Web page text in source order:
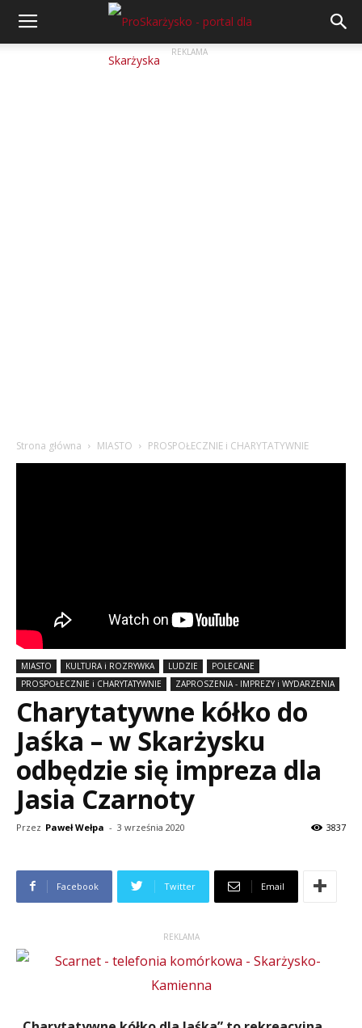
REKLAMA
Strona główna MIASTO PROSPOŁECZNIE i CHARYTATYWNIE
MIASTO KULTURA i ROZRYWKA LUDZIE
POLECANE
PROSPOŁECZNIE i CHARYTATYWNIE
ZAPROSZENIA - IMPREZY i WYDARZENIA
Charytatywne kółko do
Jaśka – w Skarżysku
odbędzie się impreza dla
Jasia Czarnoty
Przez Paweł Wełpa - 3 września 2020 3837
Facebook Twitter Email
REKLAMA